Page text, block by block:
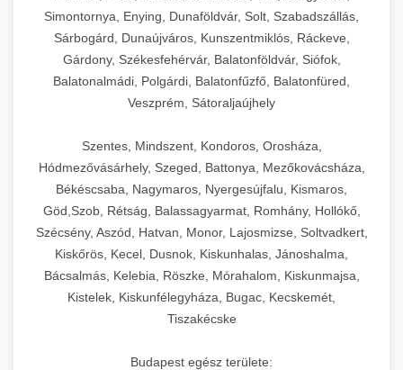
Simontornya, Enying, Dunaföldvár, Solt, Szabadszállás,
Sárbogárd, Dunaújváros, Kunszentmiklós, Ráckeve,
Gárdony, Székesfehérvár, Balatonföldvár, Siófok,
Balatonalmádi, Polgárdi, Balatonfűzfő, Balatonfüred,
Veszprém, Sátoraljaújhely
Szentes, Mindszent, Kondoros, Orosháza,
Hódmezővásárhely, Szeged, Battonya, Mezőkovácsháza,
Békéscsaba, Nagymaros, Nyergesújfalu, Kismaros,
Göd,Szob, Rétság, Balassagyarmat, Romhány, Hollókő,
Szécsény, Aszód, Hatvan, Monor, Lajosmizse, Soltvadkert,
Kiskőrös, Kecel, Dusnok, Kiskunhalas, Jánoshalma,
Bácsalmás, Kelebia, Röszke, Mórahalom, Kiskunmajsa,
Kistelek, Kiskunfélegyháza, Bugac, Kecskemét,
Tiszakécske
Budapest egész területe: